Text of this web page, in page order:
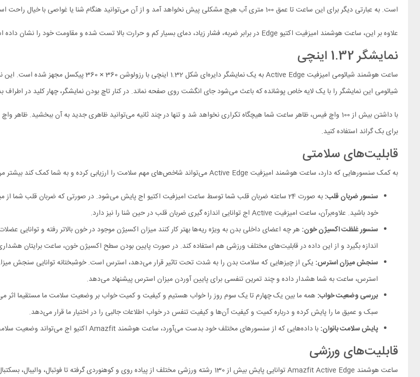
است. به عبارتی دیگر برای این ساعت تا عمق 100 متری آب هیچ مشکلی پیش نخواهد آمد و از آن می‌توانید هنگام شنا یا غواصی با خیال راحت استفاده کنید.
علاوه بر این، ساعت هوشمند امیزفیت اکتیو Edge در برابر ضربه، فشار زیاد، دمای بسیار کم و حرارت بالا تست شده و مقاومت خود را نشان داده است.
نمایشگر 1.32 اینچی
شیائومی این نمایشگر را با یک لایه خاص پوشانده که باعث می‌شود جای انگشت روی صفحه نماند. در کنار تاچ بودن نمایشگر، چهار کلید در اطراف
با داشتن بیش از 100 واچ فیس، ظاهر ساعت شما هیچگاه تکراری نخواهد شد و تنها در چند ثانیه می‌توانید ظاهری جدید به آن ببخشید.
برای بک گراند استفاده کنید.
قابلیت‌های سلامتی
به کمک سنسورهایی که دارد، ساعت هوشمند امیزفیت Active Edge می‌تواند شاخص‌های مهم سلامت را ارزیابی کرده و به شما کمک کند بیشتر مراقبت سلامت بدن خود باشید.
سنسور ضربان قلب:
به صورت 24 ساعته ضربان قلب شما توسط ساعت امیزفیت اکتیو اج پایش می‌شود. در صورتی که ضربان قلب
خود باشید. علاوه‌برآن، ساعت امیزفیت Active اج توانایی اندازه گیری ضربان قلب در حین شنا را نیز دارد.
سنسور غلظت اکسیژن خون:
اندازه بگیرد و از این داده در قابلیت‌های مختلف ورزشی هم استفاده کند. در صورت پایین بودن سطح اکسیژن خون، ساعت برایتان
سنجش میزان استرس: یکی از چیزهایی که سلامت بدن را به شدت تحت تاثیر قرار می‌دهد، استرس است. خوشبختانه توانایی سنجش
استرس، ساعت به شما هشدار داده و چند تمرین تنفسی برای پایین آوردن میزان استرس پیشنهاد می‌دهد.
بررسی وضعیت خواب:
سبک و عمیق ما را پایش کرده و درباره کمیت و کیفیت آن‌ها و کیفیت تنفس در خواب اطلاعات جالبی را در اختیار ما قرار می‌دهد.
پایش سلامت بانوان: با داده‌هایی که از سنسورهای مختلف خود بدست می‌آورد، ساعت هوشمند Amazfit اکتیو اج می‌تواند وضعیت سلامت بانوان را نیز پایش کرده و نزدیک شدن عادات ماهانه را به خانم‌ها یادآوری کند.
قابلیت‌های ورزشی